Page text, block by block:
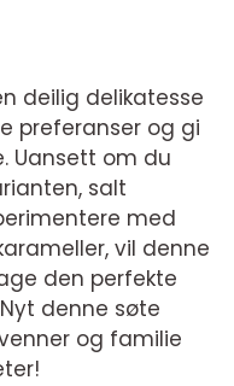
deilig delikatesse
preferanser og gi
Uansett om du
salt
med
vil denne
den perfekte
denne søte
og familie